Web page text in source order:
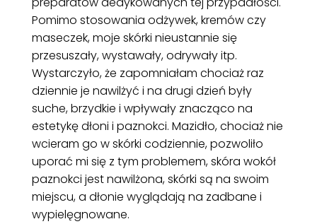
Pomimo stosowania odżywek, kremów czy
maseczek, moje skórki nieustannie się
przesuszały, wystawały, odrywały itp.
Wystarczyło, że zapomniałam chociaż raz
dziennie je nawilżyć i na drugi dzień były
suche, brzydkie i wpływały znacząco na
estetykę dłoni i paznokci. Mazidło, chociaż nie
wcieram go w skórki codziennie, pozwoliło
uporać mi się z tym problemem, skóra wokół
paznokci jest nawilżona, skórki są na swoim
miejscu, a dłonie wyglądają na zadbane i
wypielęgnowane.